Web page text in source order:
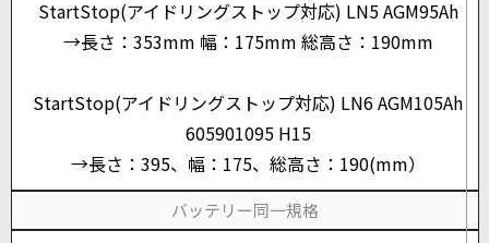
StartStop(アイドリングストップ対応) LN5 AGM95Ah
→長さ：353mm 幅：175mm 総高さ：190mm
StartStop(アイドリングストップ対応) LN6 AGM105Ah
605901095 H15
→長さ：395、幅：175、総高さ：190(mm）
バッテリー同一規格